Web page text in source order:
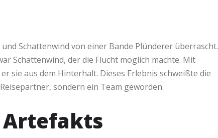
Schattenwind von einer Bande Plünderer überrascht.
Schattenwind, der die Flucht möglich machte. Mit
sie aus dem Hinterhalt. Dieses Erlebnis schweißte die
sondern ein Team geworden.
Artefakts